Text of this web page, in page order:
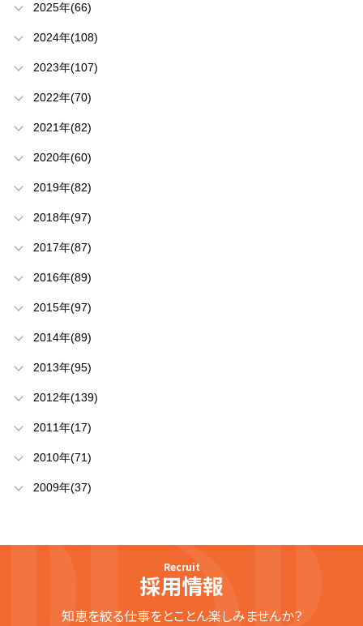
2025年(66)
2024年(108)
2023年(107)
2022年(70)
2021年(82)
2020年(60)
2019年(82)
2018年(97)
2017年(87)
2016年(89)
2015年(97)
2014年(89)
2013年(95)
2012年(139)
2011年(17)
2010年(71)
2009年(37)
Recruit
採用情報
知恵を絞る仕事をとことん楽しみませんか？